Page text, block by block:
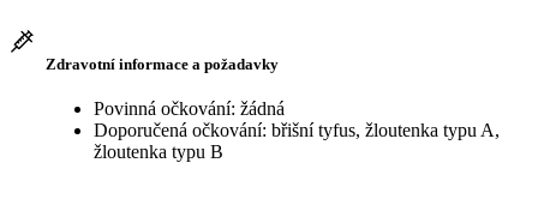
Zdravotní informace a požadavky
Povinná očkování: žádná
Doporučená očkování: břišní tyfus, žloutenka typu A,
žloutenka typu B